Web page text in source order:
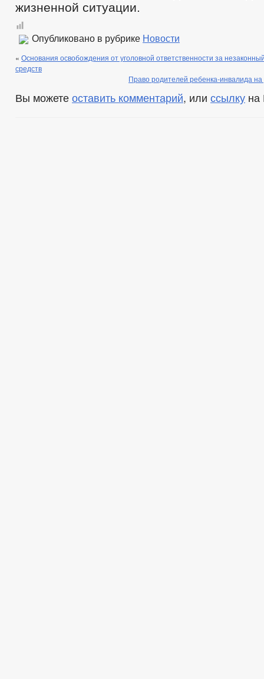
жизненной ситуации.
Опубликовано в рубрике Новости
« Основания освобождения от уголовной ответственности за
средств
Право родителей ребенка-инвалида
Вы можете оставить комментарий, или ссылку на